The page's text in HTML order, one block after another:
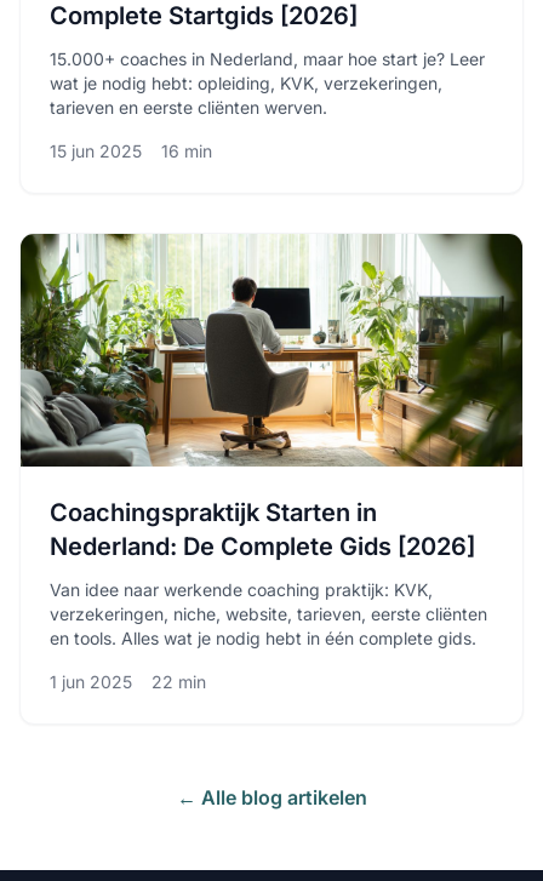
Complete Startgids [2026]
15.000+ coaches in Nederland, maar hoe start je? Leer
wat je nodig hebt: opleiding, KVK, verzekeringen,
tarieven en eerste cliënten werven.
15 jun 2025 16 min
Coachingspraktijk Starten in
Nederland: De Complete Gids [2026]
Van idee naar werkende coaching praktijk: KVK,
verzekeringen, niche, website, tarieven, eerste cliënten
en tools. Alles wat je nodig hebt in één complete gids.
1 jun 2025 22 min
← Alle blog artikelen